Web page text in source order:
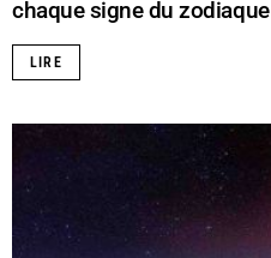
chaque signe du zodiaque
LIRE